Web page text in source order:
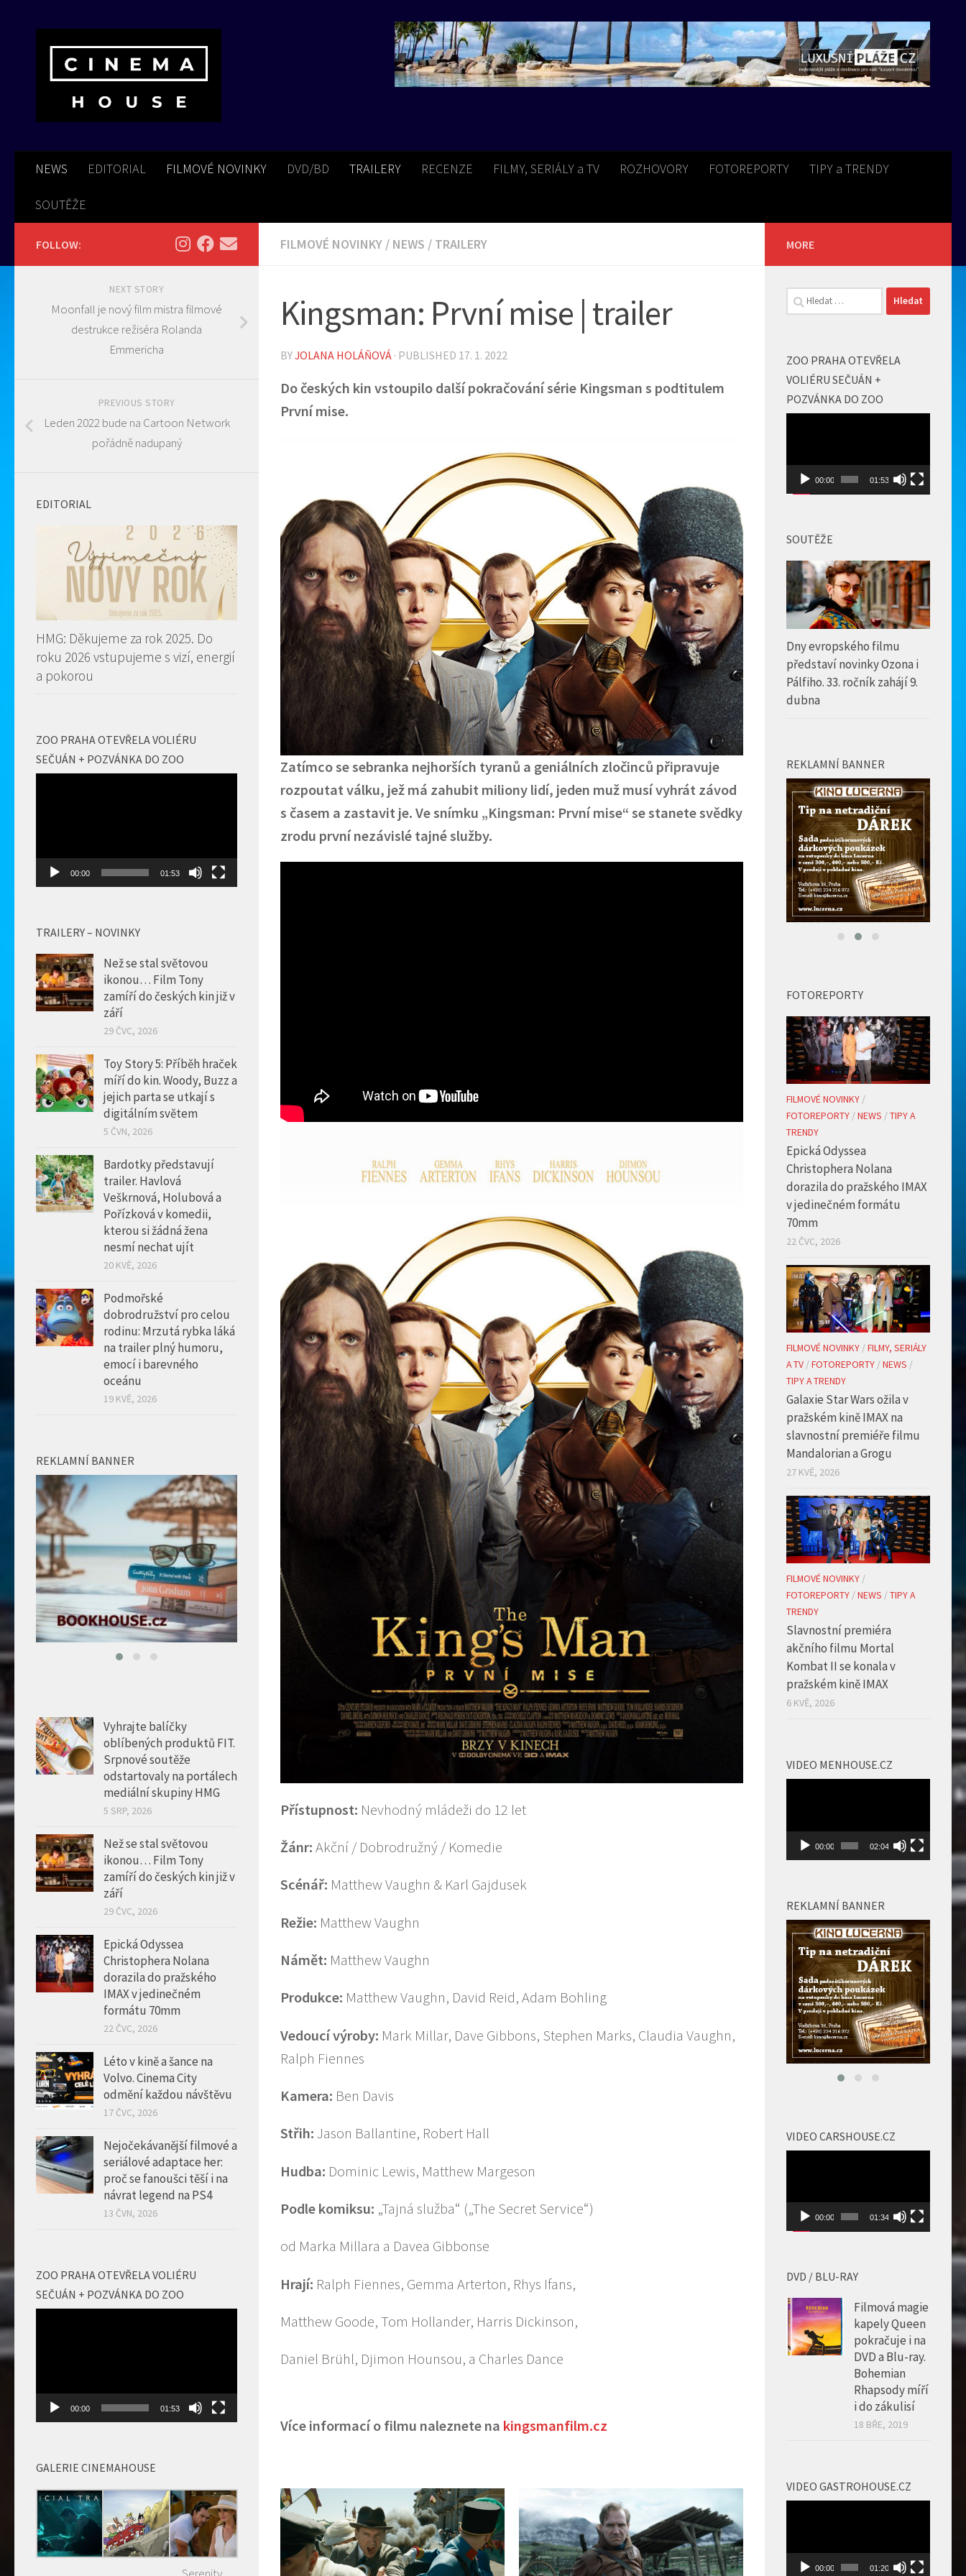
NEWS EDITORIAL FILMOVÉ NOVINKY DVD/BD TRAILERY RECENZE FILMY, SERIÁLY a TV ROZHOVORY FOTOREPORTY TIPY a TRENDY
SOUTĚŽE
FILMOVÉ NOVINKY / NEWS / TRAILERY
Kingsman: První mise | trailer
BYJOLANA HOLÁŇOVÁ · PUBLISHED 17. 1. 2022
Do českých kin vstoupilo další pokračování série Kingsmans podtitulem
První mise.
Zatímco se sebranka nejhorších tyranů a geniálních zločinců připravuje
rozpoutat válku, jež má zahubit miliony lidí, jeden muž musí vyhrát závod
s časem a zastavit je. Ve snímku „Kingsman: První mise“ se stanete svědky
zrodu první nezávislé tajné služby.
Přístupnost: Nevhodný mládeži do 12 let
Žánr:Akční / Dobrodružný / Komedie
Scénář: Matthew Vaughn & Karl Gajdusek
Režie: Matthew Vaughn
Námět: Matthew Vaughn
Produkce: Matthew Vaughn, David Reid, Adam Bohling
Vedoucí výroby: Mark Millar, Dave Gibbons, Stephen Marks, Claudia Vaughn,
Ralph Fiennes
Kamera: Ben Davis
Střih:Jason Ballantine, Robert Hall
Hudba: Dominic Lewis, Matthew Margeson
Podle komiksu: „Tajná služba“ („The Secret Service“)
od Marka Millara a Davea Gibbonse
Hrají: Ralph Fiennes, Gemma Arterton, Rhys Ifans,
Matthew Goode, Tom Hollander, Harris Dickinson,
Daniel Brühl, Djimon Hounsou, a Charles Dance
Více informací o filmu naleznete na kingsmanfilm.cz
FOLLOW:
NEXT STORY
Moonfall je nový film mistra filmové
destrukce režiséra Rolanda
Emmericha
PREVIOUS STORY
Leden 2022 bude na Cartoon Network
pořádně nadupaný
EDITORIAL
HMG: Děkujeme za rok 2025. Do
roku 2026 vstupujeme s vizí, energií
a pokorou
ZOO PRAHA OTEVŘELA VOLIÉRU
SEČUÁN + POZVÁNKA DO ZOO
00:00 01:53
TRAILERY – NOVINKY
Než se stal světovou
ikonou… Film Tony
zamíří do českých kin již v
září
29 ČVC, 2026
Toy Story 5: Příběh hraček
míří do kin. Woody, Buzz a
jejich parta se utkají s
digitálním světem
5 ČVN, 2026
Bardotky představují
trailer. Havlová
Veškrnová, Holubová a
Pořízková v komedii,
kterou si žádná žena
nesmí nechat ujít
20 KVĚ, 2026
Podmořské
dobrodružství pro celou
rodinu: Mrzutá rybka láká
na trailer plný humoru,
emocí i barevného
oceánu
19 KVĚ, 2026
REKLAMNÍ BANNER
Vyhrajte balíčky
oblíbených produktů FIT.
Srpnové soutěže
odstartovaly na portálech
mediální skupiny HMG
5 SRP, 2026
Než se stal světovou
ikonou… Film Tony
zamíří do českých kin již v
září
29 ČVC, 2026
Epická Odyssea
Christophera Nolana
dorazila do pražského
IMAX v jedinečném
formátu 70mm
22 ČVC, 2026
Léto v kině a šance na
Volvo. Cinema City
odmění každou návštěvu
17 ČVC, 2026
Nejočekávanější filmové a
seriálové adaptace her:
proč se fanoušci těší i na
návrat legend na PS4
13 ČVN, 2026
ZOO PRAHA OTEVŘELA VOLIÉRU
SEČUÁN + POZVÁNKA DO ZOO
00:00 01:53
GALERIE CINEMAHOUSE
MORE
Vyhledávání
ZOO PRAHA OTEVŘELA
VOLIÉRU SEČUÁN +
POZVÁNKA DO ZOO
00:00 01:53
SOUTĚŽE
Dny evropského filmu
představí novinky Ozona i
Pálfiho. 33. ročník zahájí 9.
dubna
REKLAMNÍ BANNER
FOTOREPORTY
FILMOVÉ NOVINKY /
FOTOREPORTY /NEWS /TIPY A
TRENDY
Epická Odyssea
Christophera Nolana
dorazila do pražského IMAX
v jedinečném formátu
70mm
22 ČVC, 2026
FILMOVÉ NOVINKY /FILMY, SERIÁLY
A TV /FOTOREPORTY /NEWS /
TIPY A TRENDY
Galaxie Star Wars ožila v
pražském kině IMAX na
slavnostní premiéře filmu
Mandalorian a Grogu
27 KVĚ, 2026
FILMOVÉ NOVINKY /
FOTOREPORTY /NEWS /TIPY A
TRENDY
Slavnostní premiéra
akčního filmu Mortal
Kombat II se konala v
pražském kině IMAX
6 KVĚ, 2026
VIDEO MENHOUSE.CZ
00:00 02:04
REKLAMNÍ BANNER
VIDEO CARSHOUSE.CZ
00:00 01:34
DVD / BLU-RAY
Filmová magie
kapely Queen
pokračuje i na
DVD a Blu-ray.
Bohemian
Rhapsody míří
i do zákulisí
18 BŘE, 2019
VIDEO GASTROHOUSE.CZ
00:00 01:20